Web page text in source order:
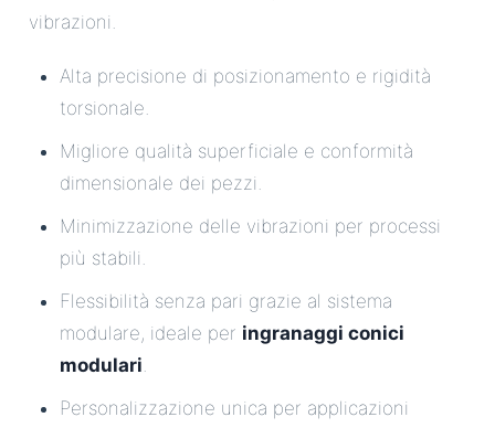
vibrazioni.
Alta precisione di posizionamento e rigidità
torsionale.
Migliore qualità superficiale e conformità
dimensionale dei pezzi.
Minimizzazione delle vibrazioni per processi
più stabili.
Flessibilità senza pari grazie al sistema
modulare, ideale per ingranaggi conici
modulari.
Personalizzazione unica per applicazioni